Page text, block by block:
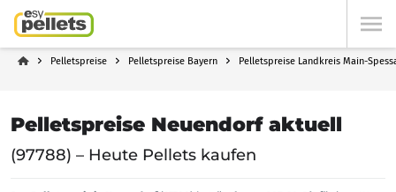
Pelletspreise Pelletspreise Bayern Pelletspreise Landkreis Main-
Pelletspreise Neuendorf aktuell
(97788) – Heute Pellets kaufen